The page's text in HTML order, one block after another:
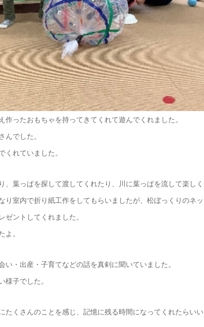
ったおもちゃを持ってきてくれて遊んでくれました。
でした。
れていました。
葉っぱを探して渡してくれたり、川に葉っぱを流して楽しく
り室内で折り紙工作をしてもらいましたが、松ぼっくりのネ
ントしてくれました。
。
・出産・子育てなどの話を真剣に聞いていました。
子でした。
たくさんのことを感じ、記憶に残る時間になってくれたらいい